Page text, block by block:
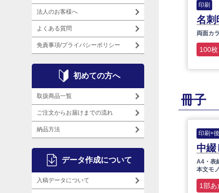
印刷
名刺
両面カ
100枚
冊子
印刷+
中綴
A4・表
本文モ
1部あ
法人のお客様へ
よくある質問
免責事項/プライバシーポリシー
初めての方へ
取扱商品一覧
ご注文からお届けまでの流れ
納品方法
データ作成について
入稿データについて